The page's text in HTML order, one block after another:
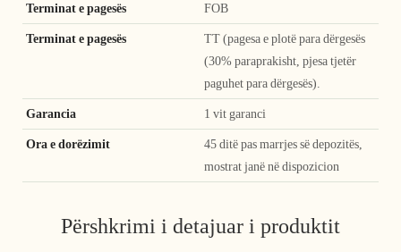
Terminat e pagesës FOB
Terminat e pagesës
TT (pagesa e plotë para dërgesës
(30% paraprakisht, pjesa tjetër
paguhet para dërgesës).
Garancia 1 vit garanci
Ora e dorëzimit
45 ditë pas marrjes së depozitës,
mostrat janë në dispozicion
Përshkrimi i detajuar i produktit